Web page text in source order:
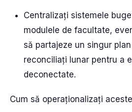
Centralizați sistemele
modulele de facultate,
să partajeze un singur
reconciliați lunar pentru a
deconectate.
Cum să operaționalizați